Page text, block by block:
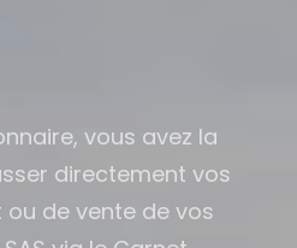
vous avez la
directement vos
ou de vente de vos